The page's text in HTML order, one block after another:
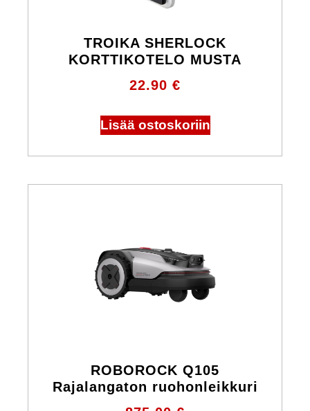
TROIKA SHERLOCK
KORTTIKOTELO MUSTA
22.90 €
Lisää ostoskoriin
ROBOROCK Q105
Rajalangaton ruohonleikkuri